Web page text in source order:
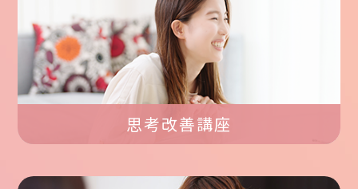
思考改善講座